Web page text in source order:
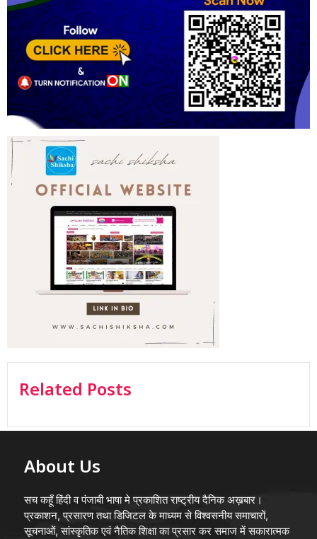
Related Posts
About Us
सच कहूँ हिंदी व पंजाबी भाषा मे प्रकाशित राष्ट्रीय दैनिक अख़बार।
प्रकाशन, प्रसारण तथा डिजिटल के माध्यम से विश्वसनीय समाचारों,
सूचनाओं, सांस्कृतिक एवं नैतिक शिक्षा का प्रसार कर समाज में सकारात्मक